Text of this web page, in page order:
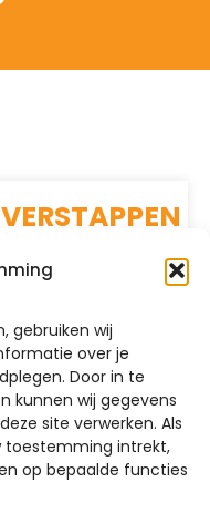
gebruiken wij
over je
Door in te
kunnen wij gegevens
site verwerken. Als
intrekt,
op bepaalde functies
ENERGIE?
u verder! Wij
bieden volledige
installatieservice
voor nieuwe
zonnepanelen,
laadpalen en
Neem